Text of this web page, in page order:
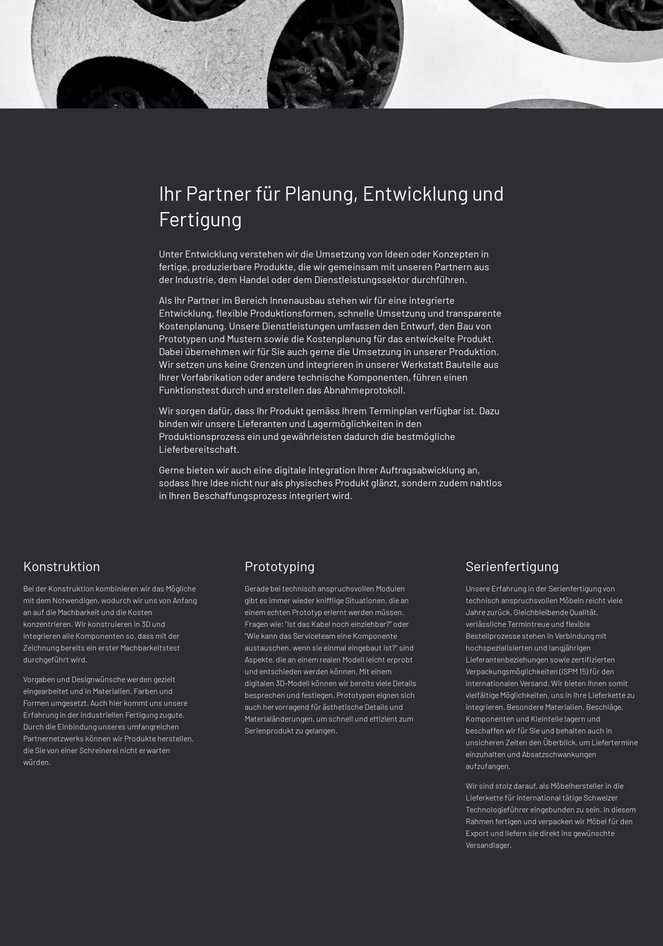
Ihr Partner für Planung, Entwicklung und
Fertigung
Unter Entwicklung verstehen wir die Umsetzung von Ideen oder Konzepten in
fertige, produzierbare Produkte, die wir gemeinsam mit unseren Partnern aus
der Industrie, dem Handel oder dem Dienstleistungssektor durchführen.
Als Ihr Partner im Bereich Innenausbau stehen wir für eine integrierte
Entwicklung, flexible Produktionsformen, schnelle Umsetzung und transparente
Kostenplanung. Unsere Dienstleistungen umfassen den Entwurf, den Bau von
Prototypen und Mustern sowie die Kostenplanung für das entwickelte Produkt.
Dabei übernehmen wir für Sie auch gerne die Umsetzung in unserer Produktion.
Wir setzen uns keine Grenzen und integrieren in unserer Werkstatt Bauteile aus
Ihrer Vorfabrikation oder andere technische Komponenten, führen einen
Funktionstest durch und erstellen das Abnahmeprotokoll.
Wir sorgen dafür, dass Ihr Produkt gemäss Ihrem Terminplan verfügbar ist. Dazu
binden wir unsere Lieferanten und Lagermöglichkeiten in den
Produktionsprozess ein und gewährleisten dadurch die bestmögliche
Lieferbereitschaft.
Gerne bieten wir auch eine digitale Integration Ihrer Auftragsabwicklung an,
sodass Ihre Idee nicht nur als physisches Produkt glänzt, sondern zudem nahtlos
in Ihren Beschaffungsprozess integriert wird.
Konstruktion
Bei der Konstruktion kombinieren wir das Mögliche
mit dem Notwendigen, wodurch wir uns von Anfang
an auf die Machbarkeit und die Kosten
konzentrieren. Wir konstruieren in 3D und
integrieren alle Komponenten so, dass mit der
Zeichnung bereits ein erster Machbarkeitstest
durchgeführt wird.
Vorgaben und Designwünsche werden gezielt
eingearbeitet und in Materialien, Farben und
Formen umgesetzt. Auch hier kommt uns unsere
Erfahrung in der industriellen Fertigung zugute.
Durch die Einbindung unseres umfangreichen
Partnernetzwerks können wir Produkte herstellen,
die Sie von einer Schreinerei nicht erwarten
würden.
Prototyping
Gerade bei technisch anspruchsvollen Modulen
gibt es immer wieder knifflige Situationen, die an
einem echten Prototyp erlernt werden müssen.
Fragen wie: "Ist das Kabel noch einziehbar?" oder
"Wie kann das Serviceteam eine Komponente
austauschen, wenn sie einmal eingebaut ist?" sind
Aspekte, die an einem realen Modell leicht erprobt
und entschieden werden können. Mit einem
digitalen 3D-Modell können wir bereits viele Details
besprechen und festlegen. Prototypen eignen sich
auch hervorragend für ästhetische Details und
Materialänderungen, um schnell und effizient zum
Serienprodukt zu gelangen.
Serienfertigung
Unsere Erfahrung in der Serienfertigung von
technisch anspruchsvollen Möbeln reicht viele
Jahre zurück. Gleichbleibende Qualität,
verlässliche Termintreue und flexible
Bestellprozesse stehen in Verbindung mit
hochspezialisierten und langjährigen
Lieferantenbeziehungen sowie zertifizierten
Verpackungsmöglichkeiten (ISPM 15) für den
internationalen Versand. Wir bieten Ihnen somit
vielfältige Möglichkeiten, uns in Ihre Lieferkette zu
integrieren. Besondere Materialien, Beschläge,
Komponenten und Kleinteile lagern und
beschaffen wir für Sie und behalten auch in
unsicheren Zeiten den Überblick, um Liefertermine
einzuhalten und Absatzschwankungen
aufzufangen.
Wir sind stolz darauf, als Möbelhersteller in die
Lieferkette für international tätige Schweizer
Technologieführer eingebunden zu sein. In diesem
Rahmen fertigen und verpacken wir Möbel für den
Export und liefern sie direkt ins gewünschte
Versandlager.